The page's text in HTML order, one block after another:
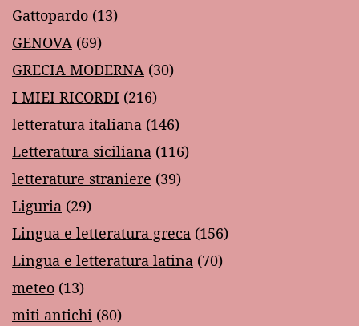
Gattopardo (13)
GENOVA (69)
GRECIA MODERNA (30)
I MIEI RICORDI (216)
letteratura italiana (146)
Letteratura siciliana (116)
letterature straniere (39)
Liguria (29)
Lingua e letteratura greca (156)
Lingua e letteratura latina (70)
meteo (13)
miti antichi (80)